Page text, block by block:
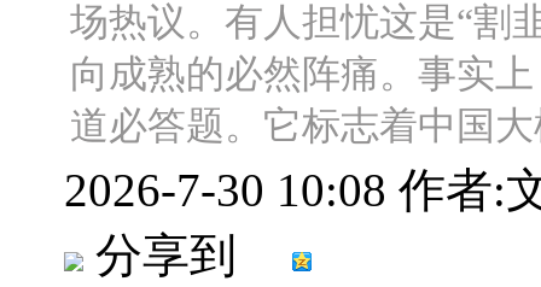
场热议。有人担忧这是“割
向成熟的必然阵痛。事实
道必答题。它标志着中国
2026-7-30 10:08 作者:
分享到